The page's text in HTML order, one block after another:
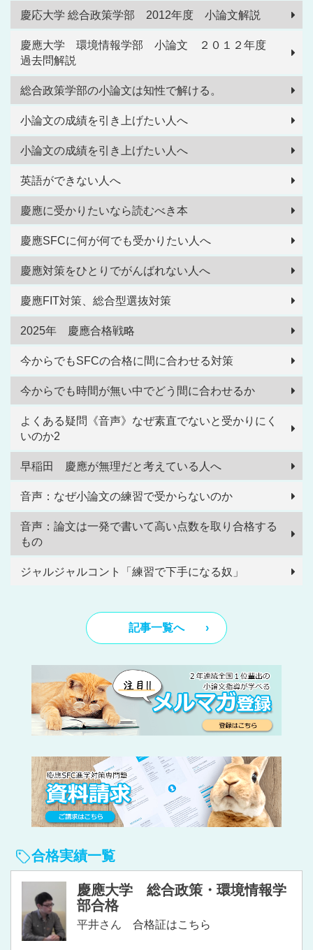
慶応大学 総合政策学部 2012年度 小論文解説
慶應大学 環境情報学部 小論文 ２０１２年度
過去問解説
総合政策学部の小論文は知性で解ける。
小論文の成績を引き上げたい人へ
小論文の成績を引き上げたい人へ
英語ができない人へ
慶應に受かりたいなら読むべき本
慶應SFCに何が何でも受かりたい人へ
慶應対策をひとりでがんばれない人へ
慶應FIT対策、総合型選抜対策
2025年 慶應合格戦略
今からでもSFCの合格に間に合わせる対策
今からでも時間が無い中でどう間に合わせるか
よくある疑問《音声》なぜ素直でないと受かりにく
いのか2
早稲田 慶應が無理だと考えている人へ
音声：なぜ小論文の練習で受からないのか
音声：論文は一発で書いて高い点数を取り合格する
もの
ジャルジャルコント「練習で下手になる奴」
記事一覧へ
合格実績一覧
慶應大学 総合政策・環境情報学
部合格
平井さん 合格証はこちら